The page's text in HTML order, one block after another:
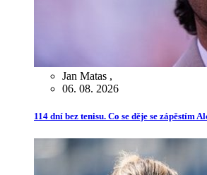
Jan Matas ,
06. 08. 2026
114 dní bez tenisu. Co se děje se zápěstím